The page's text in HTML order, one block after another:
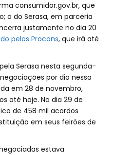
consumidor.gov.br, que
o do Serasa, em parceria
justamente no dia 20
pelos Procons, que irá até
Serasa nesta segunda-
por dia nessa
em 28 de novembro,
até hoje. No dia 29 de
de 458 mil acordos
em seus feirões de
estava